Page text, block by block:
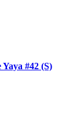
#42 (S)